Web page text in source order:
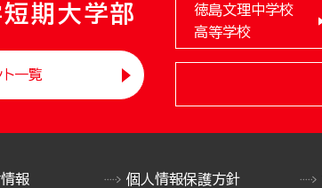
期大学部
一覧
徳島文理中学校
高等学校
報 個人情報保護方針